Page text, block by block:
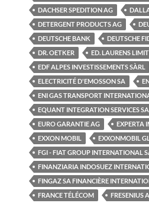
DACHSER SPEDITION AG
DETERGENT PRODUCTS AG
DEUTSCHE BANK
DEUTSCHE
DR. OETKER
ED. LAURENS
EDF ALPES INVESTISSEMENTS SÀRL
ELECTRICITÉ D'EMOSSON SA
ENI GAS TRANSPORT
EQUANT INTEGRATION SERVICES SA
EURO GARANTIE AG
EXPERTA
EXXON MOBIL
EXXONMOBIL
FGI - FIAT GROUP INTERNATIONAL
FINANZIARIA INDOSUEZ
FINGAZ SA FINANCIÈRE
FRANCE TÉLÉCOM
FRESENIUS